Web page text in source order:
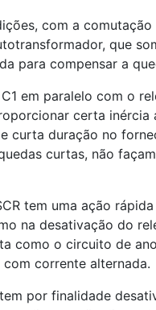
com a
que
para compensar a
em paralelo com o
certa inércia
curta duração no
curtas, não
tem uma ação
na desativação do
como o circuito de
corrente alternada.
por finalidade